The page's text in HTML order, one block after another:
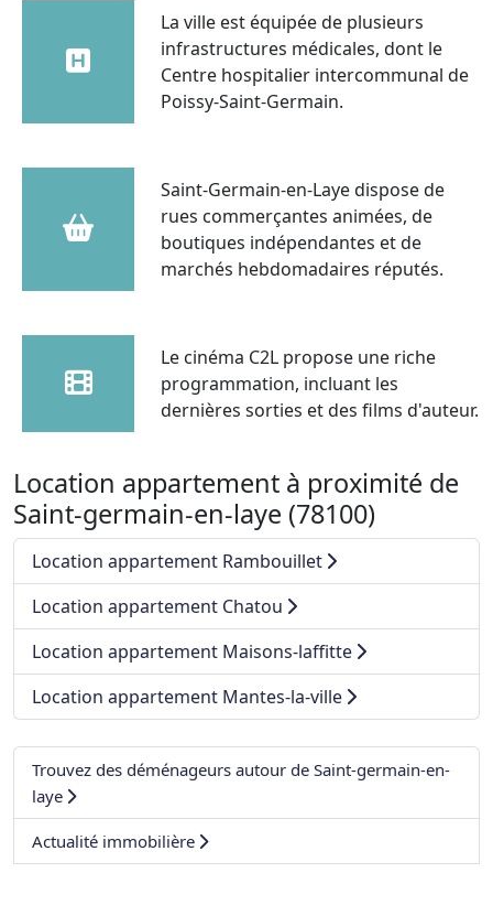
La ville est équipée de plusieurs
infrastructures médicales, dont le
Centre hospitalier intercommunal de
Poissy-Saint-Germain.
Saint-Germain-en-Laye dispose de
rues commerçantes animées, de
boutiques indépendantes et de
marchés hebdomadaires réputés.
Le cinéma C2L propose une riche
programmation, incluant les
dernières sorties et des films d'auteur.
Location appartement à proximité de
Saint-germain-en-laye (78100)
Location appartement Rambouillet
Location appartement Chatou
Location appartement Maisons-laffitte
Location appartement Mantes-la-ville
Trouvez des déménageurs autour de Saint-germain-en-
laye
Actualité immobilière